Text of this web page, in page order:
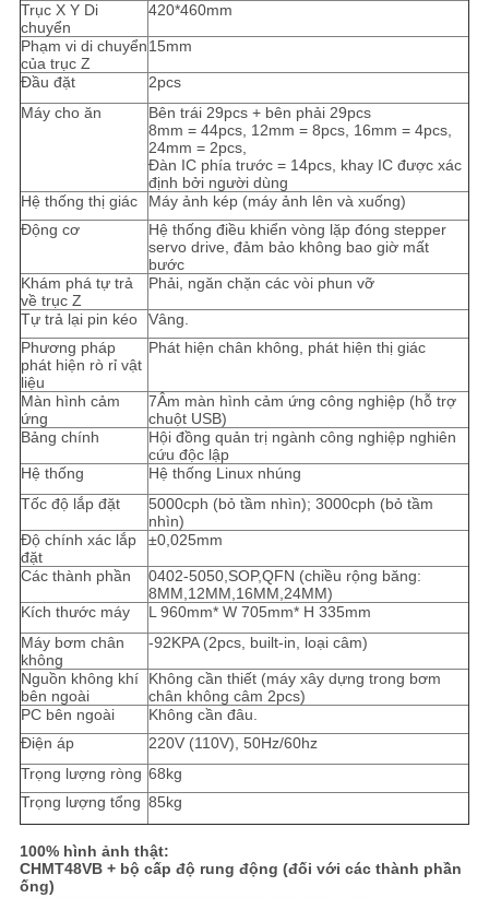
Trục X Y Di
chuyển
420*460mm
Phạm vi di chuyển
của trục Z
15mm
Đầu đặt
2pcs
Máy cho ăn
Bên trái 29pcs + bên phải 29pcs
8mm = 44pcs, 12mm = 8pcs, 16mm = 4pcs,
24mm = 2pcs,
Đàn IC phía trước = 14pcs, khay IC được xác
định bởi người dùng
Hệ thống thị giác
Máy ảnh kép (máy ảnh lên và xuống)
Động cơ
Hệ thống điều khiển vòng lặp đóng stepper
servo drive, đảm bảo không bao giờ mất
bước
Khám phá tự trả
về trục Z
Phải, ngăn chặn các vòi phun vỡ
Tự trả lại pin kéo
Vâng.
Phương pháp
phát hiện rò rỉ vật
liệu
Phát hiện chân không, phát hiện thị giác
Màn hình cảm
ứng
7Âm màn hình cảm ứng công nghiệp (hỗ trợ
chuột USB)
Bảng chính
Hội đồng quản trị ngành công nghiệp nghiên
cứu độc lập
Hệ thống
Hệ thống Linux nhúng
Tốc độ lắp đặt
5000cph (bỏ tầm nhìn); 3000cph (bỏ tầm
nhìn)
Độ chính xác lắp
đặt
±0,025mm
Các thành phần
0402-5050,SOP,QFN (chiều rộng băng:
8MM,12MM,16MM,24MM)
Kích thước máy
L 960mm* W 705mm* H 335mm
Máy bơm chân
không
-92KPA (2pcs, built-in, loại câm)
Nguồn không khí
bên ngoài
Không cần thiết (máy xây dựng trong bơm
chân không câm 2pcs)
PC bên ngoài
Không cần đâu.
Điện áp
220V (110V), 50Hz/60hz
Trọng lượng ròng 68kg
Trọng lượng tổng 85kg
100% hình ảnh thật:
CHMT48VB + bộ cấp độ rung động (đối với các thành phần
ống)